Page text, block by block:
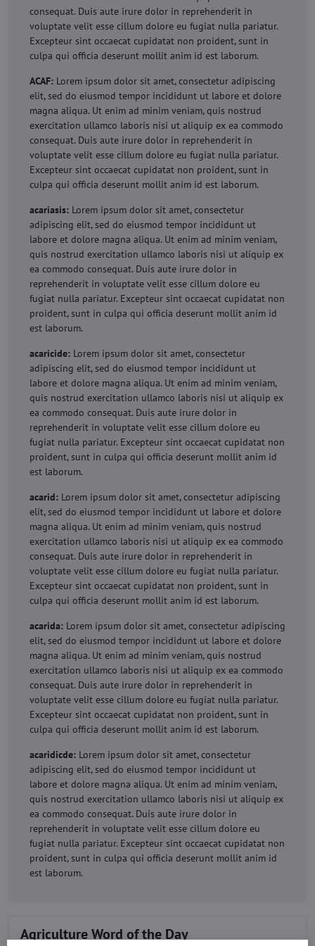
consequat. Duis aute irure dolor in reprehenderit in
voluptate velit esse cillum dolore eu fugiat nulla pariatur.
Excepteur sint occaecat cupidatat non proident, sunt in
culpa qui officia deserunt mollit anim id est laborum.
ACAF: Lorem ipsum dolor sit amet, consectetur adipiscing
elit, sed do eiusmod tempor incididunt ut labore et dolore
magna aliqua. Ut enim ad minim veniam, quis nostrud
exercitation ullamco laboris nisi ut aliquip ex ea commodo
consequat. Duis aute irure dolor in reprehenderit in
voluptate velit esse cillum dolore eu fugiat nulla pariatur.
Excepteur sint occaecat cupidatat non proident, sunt in
culpa qui officia deserunt mollit anim id est laborum.
acariasis: Lorem ipsum dolor sit amet, consectetur
adipiscing elit, sed do eiusmod tempor incididunt ut
labore et dolore magna aliqua. Ut enim ad minim veniam,
quis nostrud exercitation ullamco laboris nisi ut aliquip ex
ea commodo consequat. Duis aute irure dolor in
reprehenderit in voluptate velit esse cillum dolore eu
fugiat nulla pariatur. Excepteur sint occaecat cupidatat non
proident, sunt in culpa qui officia deserunt mollit anim id
est laborum.
acaricide: Lorem ipsum dolor sit amet, consectetur
adipiscing elit, sed do eiusmod tempor incididunt ut
labore et dolore magna aliqua. Ut enim ad minim veniam,
quis nostrud exercitation ullamco laboris nisi ut aliquip ex
ea commodo consequat. Duis aute irure dolor in
reprehenderit in voluptate velit esse cillum dolore eu
fugiat nulla pariatur. Excepteur sint occaecat cupidatat non
proident, sunt in culpa qui officia deserunt mollit anim id
est laborum.
acarid: Lorem ipsum dolor sit amet, consectetur adipiscing
elit, sed do eiusmod tempor incididunt ut labore et dolore
magna aliqua. Ut enim ad minim veniam, quis nostrud
exercitation ullamco laboris nisi ut aliquip ex ea commodo
consequat. Duis aute irure dolor in reprehenderit in
voluptate velit esse cillum dolore eu fugiat nulla pariatur.
Excepteur sint occaecat cupidatat non proident, sunt in
culpa qui officia deserunt mollit anim id est laborum.
acarida: Lorem ipsum dolor sit amet, consectetur adipiscing
elit, sed do eiusmod tempor incididunt ut labore et dolore
magna aliqua. Ut enim ad minim veniam, quis nostrud
exercitation ullamco laboris nisi ut aliquip ex ea commodo
consequat. Duis aute irure dolor in reprehenderit in
voluptate velit esse cillum dolore eu fugiat nulla pariatur.
Excepteur sint occaecat cupidatat non proident, sunt in
culpa qui officia deserunt mollit anim id est laborum.
acaridicde: Lorem ipsum dolor sit amet, consectetur
adipiscing elit, sed do eiusmod tempor incididunt ut
labore et dolore magna aliqua. Ut enim ad minim veniam,
quis nostrud exercitation ullamco laboris nisi ut aliquip ex
ea commodo consequat. Duis aute irure dolor in
reprehenderit in voluptate velit esse cillum dolore eu
fugiat nulla pariatur. Excepteur sint occaecat cupidatat non
proident, sunt in culpa qui officia deserunt mollit anim id
est laborum.
Agriculture Word of the Day